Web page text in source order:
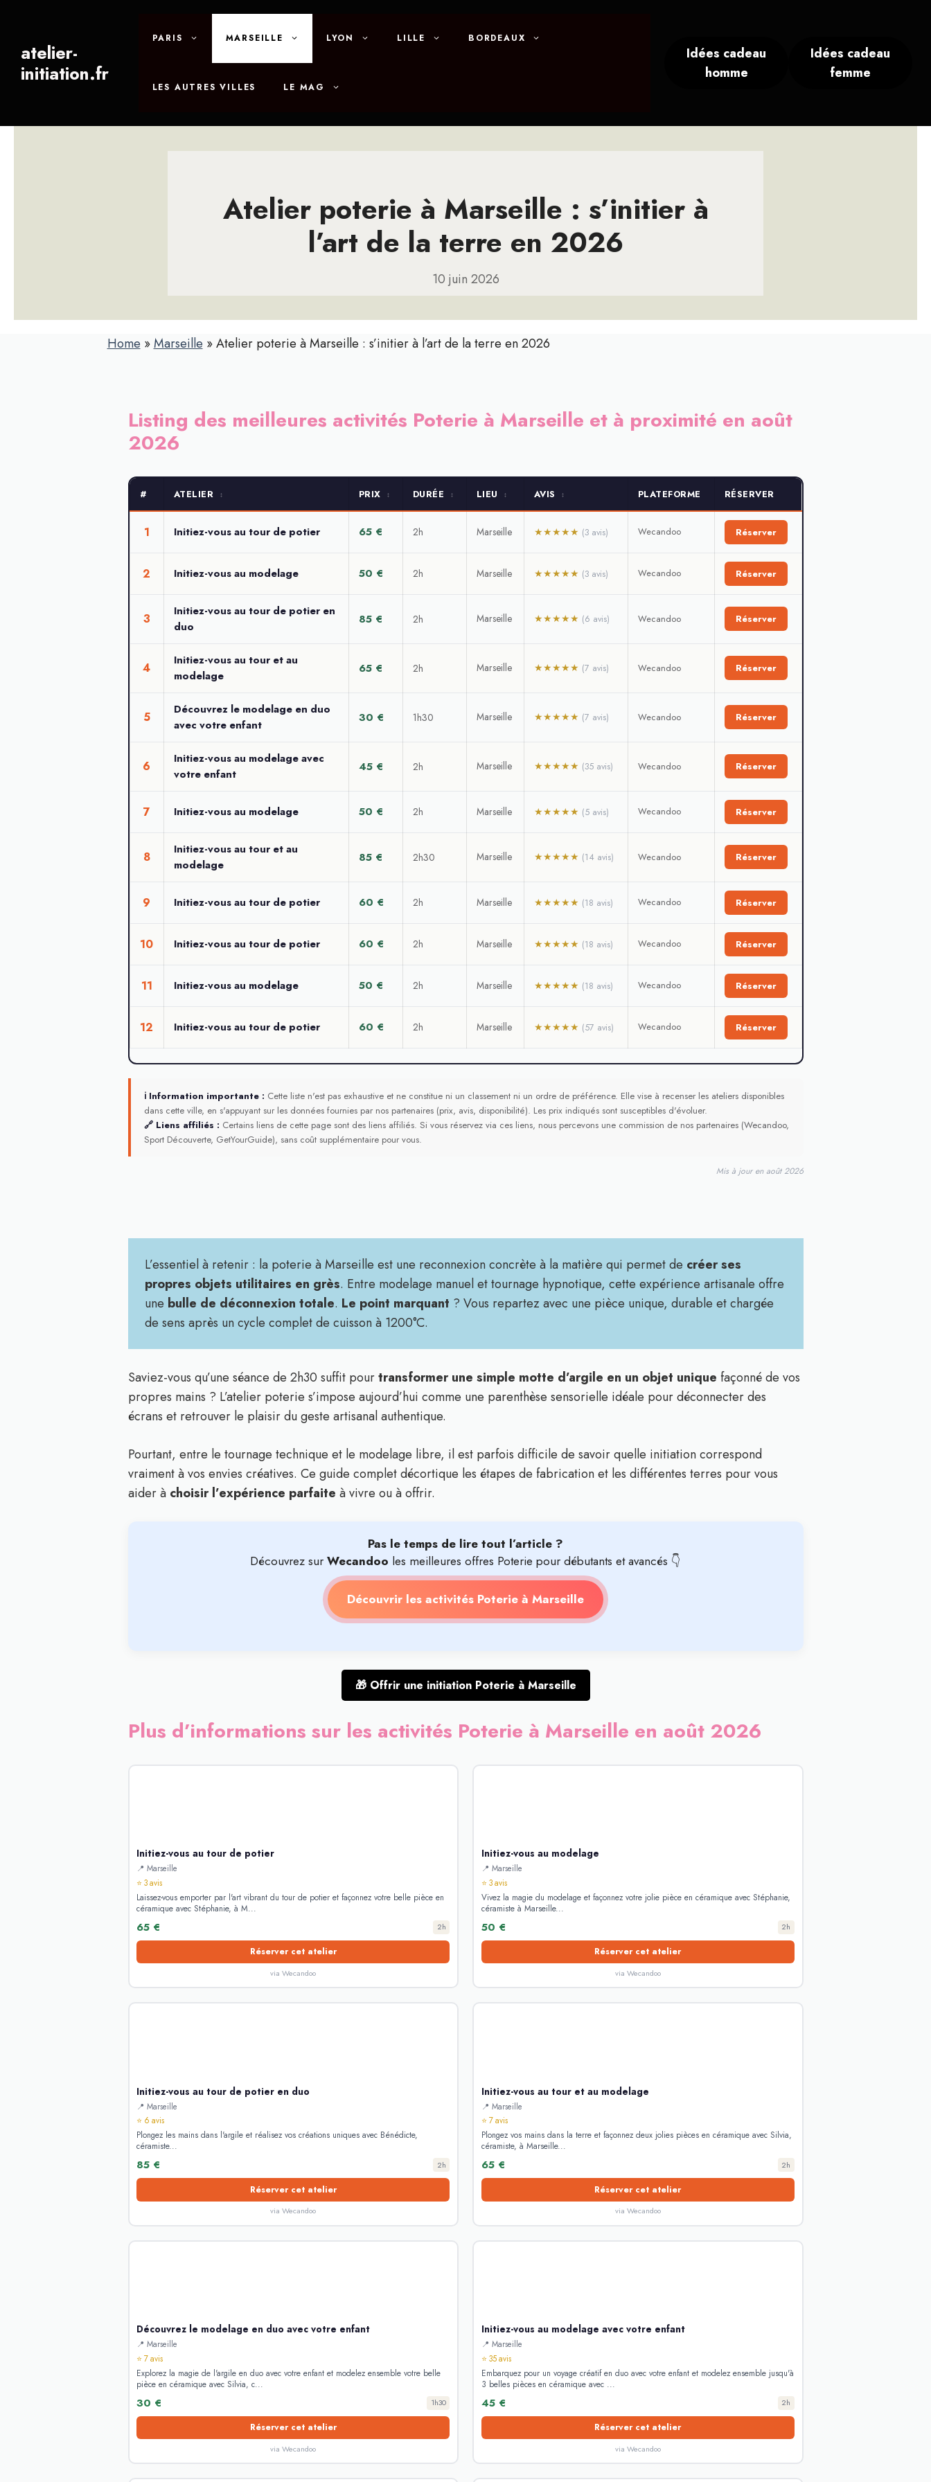
contenuatelier-
initiation.fr
PARIS MARSEILLE LYON LILLE BORDEAUX
LES AUTRES VILLES LE MAG
Idées cadeau
homme
Idées cadeau
femme
Atelier poterie à Marseille : s’initier à
l’art de la terre en 2026
10 juin 2026
Home »Marseille »Atelier poterie à Marseille : s’initier à l’art de la terre en 2026
Listing des meilleures activités Poterie à Marseille et à proximité en août
2026
# ATELIER ↕ PRIX ↕ DURÉE ↕ LIEU ↕ AVIS ↕ PLATEFORME RÉSERVER
1 Initiez-vous au tour de potier 65 € 2h Marseille ★★★★★ (3 avis) Wecandoo Réserver
2 Initiez-vous au modelage 50 € 2h Marseille ★★★★★ (3 avis) Wecandoo Réserver
3
Initiez-vous au tour de potier en
duo
85 € 2h Marseille ★★★★★ (6 avis) Wecandoo Réserver
4
Initiez-vous au tour et au
modelage
65 € 2h Marseille ★★★★★ (7 avis) Wecandoo Réserver
5
Découvrez le modelage en duo
avec votre enfant
30 € 1h30 Marseille ★★★★★ (7 avis) Wecandoo Réserver
6
Initiez-vous au modelage avec
votre enfant
45 € 2h Marseille ★★★★★ (35 avis) Wecandoo Réserver
7 Initiez-vous au modelage 50 € 2h Marseille ★★★★★ (5 avis) Wecandoo Réserver
8
Initiez-vous au tour et au
modelage
85 € 2h30 Marseille ★★★★★ (14 avis) Wecandoo Réserver
9 Initiez-vous au tour de potier 60 € 2h Marseille ★★★★★ (18 avis) Wecandoo Réserver
10 Initiez-vous au tour de potier 60 € 2h Marseille ★★★★★ (18 avis) Wecandoo Réserver
11 Initiez-vous au modelage 50 € 2h Marseille ★★★★★ (18 avis) Wecandoo Réserver
12 Initiez-vous au tour de potier 60 € 2h Marseille ★★★★★ (57 avis) Wecandoo Réserver
ℹ Information importante : Cette liste n'est pas exhaustive et ne constitue ni un classement ni un ordre de préférence. Elle vise à recenser les ateliers disponibles
dans cette ville, en s'appuyant sur les données fournies par nos partenaires (prix, avis, disponibilité). Les prix indiqués sont susceptibles d'évoluer.
🔗 Liens affiliés : Certains liens de cette page sont des liens affiliés. Si vous réservez via ces liens, nous percevons une commission de nos partenaires (Wecandoo,
Sport Découverte, GetYourGuide), sans coût supplémentaire pour vous.
Mis à jour en août 2026
L’essentiel à retenir : la poterie à Marseille est une reconnexion concrète à la matière qui permet de créer ses
propres objets utilitaires en grès. Entre modelage manuel et tournage hypnotique, cette expérience artisanale offre
une bulle de déconnexion totale. Le point marquant ? Vous repartez avec une pièce unique, durable et chargée
de sens après un cycle complet de cuisson à 1200°C.
Saviez-vous qu’une séance de 2h30 suffit pourtransformer une simple motte d’argile en un objet unique façonné de vos
propres mains ? L’atelier poterie s’impose aujourd’hui comme une parenthèse sensorielle idéale pour déconnecter des
écrans et retrouver le plaisir du geste artisanal authentique.
Pourtant, entre le tournage technique et le modelage libre, il est parfois difficile de savoir quelle initiation correspond
vraiment à vos envies créatives. Ce guide complet décortique les étapes de fabrication et les différentes terres pour vous
aider à choisir l’expérience parfaite à vivre ou à offrir.
Pas le temps de lire tout l’article ?
Découvrez sur Wecandoo les meilleures offres Poterie pour débutants et avancés 👇
Découvrir les activités Poterie à Marseille
🎁 Offrir une initiation Poterie à Marseille
Plus d’informations sur les activités Poterie à Marseille en août 2026
Initiez-vous au tour de potier
📍 Marseille
⭐ 3 avis
Laissez-vous emporter par l'art vibrant du tour de potier et façonnez votre belle pièce en
céramique avec Stéphanie, à M...
65 € 2h
Réserver cet atelier
via Wecandoo
Initiez-vous au modelage
📍 Marseille
⭐ 3 avis
Vivez la magie du modelage et façonnez votre jolie pièce en céramique avec Stéphanie,
céramiste à Marseille...
50 € 2h
Réserver cet atelier
via Wecandoo
Initiez-vous au tour de potier en duo
📍 Marseille
⭐ 6 avis
Plongez les mains dans l'argile et réalisez vos créations uniques avec Bénédicte,
céramiste...
85 € 2h
Réserver cet atelier
via Wecandoo
Initiez-vous au tour et au modelage
📍 Marseille
⭐ 7 avis
Plongez vos mains dans la terre et façonnez deux jolies pièces en céramique avec Silvia,
céramiste, à Marseille...
65 € 2h
Réserver cet atelier
via Wecandoo
Découvrez le modelage en duo avec votre enfant
📍 Marseille
⭐ 7 avis
Explorez la magie de l'argile en duo avec votre enfant et modelez ensemble votre belle
pièce en céramique avec Silvia, c...
30 € 1h30
Réserver cet atelier
via Wecandoo
Initiez-vous au modelage avec votre enfant
📍 Marseille
⭐ 35 avis
Embarquez pour un voyage créatif en duo avec votre enfant et modelez ensemble jusqu'à
3 belles pièces en céramique avec ...
45 € 2h
Réserver cet atelier
via Wecandoo